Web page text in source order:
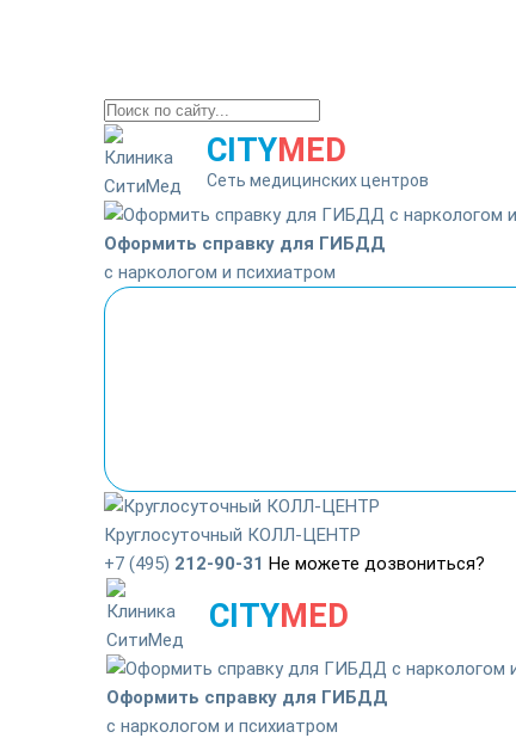
CITYMED
Сеть медицинских центров
Оформить справку для ГИБДД
с наркологом и психиатром
Круглосуточный КОЛЛ-ЦЕНТР
+7 (495) 212-90-31 Не можете дозвониться?
CITYMED
Оформить справку для ГИБДД
с наркологом и психиатром